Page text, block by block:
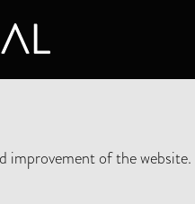
improvement of the website.